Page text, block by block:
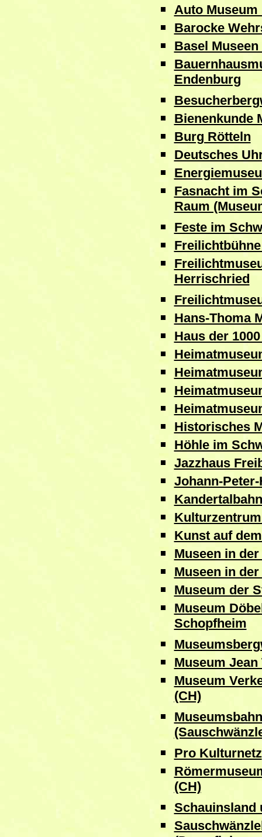
Auto Museum
Barocke
Basel
Endenburg
Bienenkunde
Burg Rötteln
Deutsches
Fasnacht im
Raum
Feste im
Herrischried
Hans-Thoma
Haus der
Historisches
Höhle im
Jazzhaus
Johann-
Kandertalbahn
Kunst auf
Museen in
Museen in
Museum der
Museum
Schopfheim
Museum
Museum
(CH)
Pro Kulturnetz
(CH)
Schauinsland